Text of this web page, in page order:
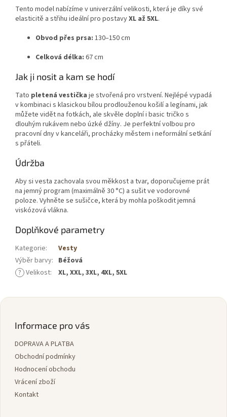
Tento model nabízíme v univerzální velikosti, která je díky své
elasticitě a střihu ideální pro postavyXL až 5XL.
Obvod přes prsa: 130–150 cm
Celková délka: 67 cm
Jak ji nosit a kam se hodí
Tato pletená vestička je stvořená pro vrstvení. Nejlépé vypadá
v kombinaci s klasickou bílou prodlouženou košilí a legínami, jak
můžete vidět na fotkách, ale skvěle doplní i basic tričko s
dlouhým rukávem nebo úzké džíny. Je perfektní volbou pro
pracovní dny v kanceláři, procházky městem i neformální setkání
s přáteli.
Údržba
Aby si vesta zachovala svou měkkost a tvar, doporučujeme prát
na jemný program (maximálně 30 °C) a sušit ve vodorovné
poloze. Vyhněte se sušičce, která by mohla poškodit jemná
viskózová vlákna.
Doplňkové parametry
Kategorie:
Vesty
Výběr barvy: Béžová
? Velikost: XL, XXL, 3XL, 4XL, 5XL
Z
Informace pro vás
DOPRAVA A PLATBA
Obchodní podmínky
Hodnocení obchodu
Vrácení zboží
Kontakt